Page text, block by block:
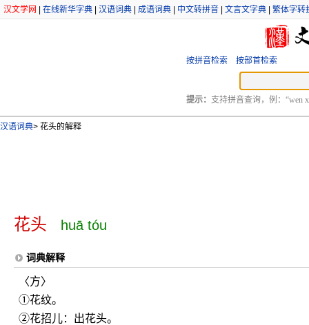
汉文学网 在线新华字典 汉语词典 成语词典 中文转拼音 文言文字典 繁体字转
按拼音检索 按部首检索
提示： 支持拼音查询，例：“wen
汉语词典> 花头的解释
花头 huā tóu
词典解释
〈方〉
①花纹。
②花招儿：出花头。